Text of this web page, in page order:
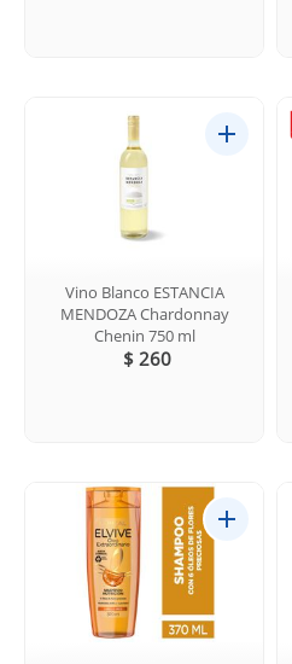
Vino Blanco ESTANCIA
MENDOZA Chardonnay
Chenin 750 ml
$ 260